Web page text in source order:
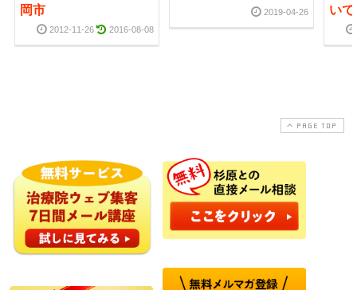
岡市
2012-11-26 2016-08-08
2019-04-26
いて
PAGE TOP